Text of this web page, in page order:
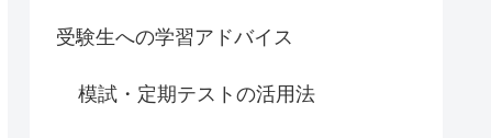
受験生への学習アドバイス
模試・定期テストの活用法